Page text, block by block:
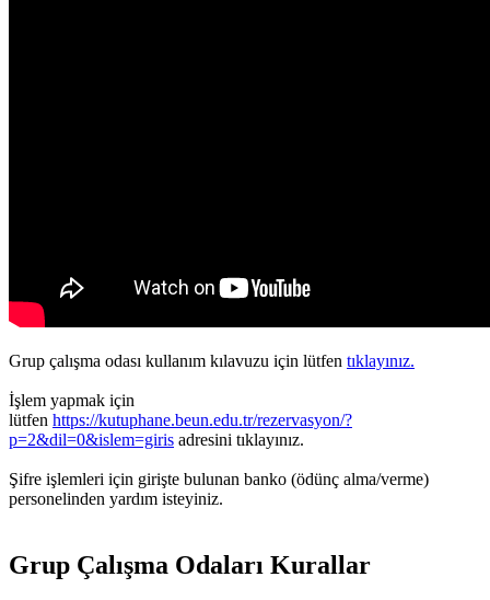
Grup çalışma odası kullanım kılavuzu için lütfen tıklayınız.
İşlem yapmak için
lütfen https://kutuphane.beun.edu.tr/rezervasyon/?
p=2&dil=0&islem=giris adresini tıklayınız.
Şifre işlemleri için girişte bulunan banko (ödünç alma/verme)
personelinden yardım isteyiniz.
Grup Çalışma Odaları Kurallar